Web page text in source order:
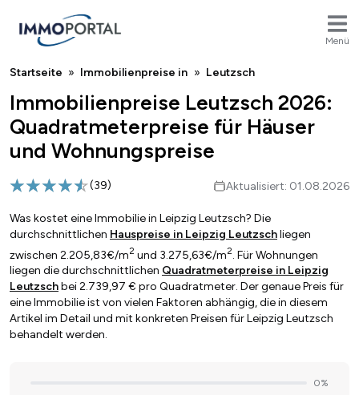
Menü
Breadcrumb
Startseite Immobilienpreise in Leutzsch
Immobilienpreise Leutzsch 2026:
Quadratmeterpreise für Häuser
und Wohnungspreise
(39) Aktualisiert: 01.08.2026
Was kostet eine Immobilie in Leipzig Leutzsch? Die
durchschnittlichen Hauspreise in Leipzig Leutzschliegen
zwischen 2.205,83€/m2 und 3.275,63€/m2. Für Wohnungen
liegen die durchschnittlichen Quadratmeterpreise in Leipzig
Leutzschbei 2.739,97 € pro Quadratmeter. Der genaue Preis für
eine Immobilie ist von vielen Faktoren abhängig, die in diesem
Artikel im Detail und mit konkreten Preisen für Leipzig Leutzsch
behandelt werden.